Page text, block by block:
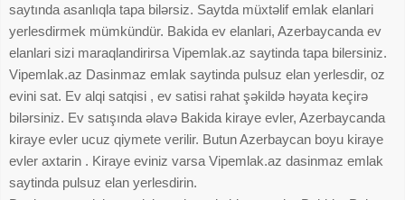
saytında asanlıqla tapa bilərsiz. Saytda müxtəlif emlak elanlari
yerlesdirmek mümkündür. Bakida ev elanlari, Azerbaycanda ev
elanlari sizi maraqlandirirsa Vipemlak.az saytinda tapa bilersiniz.
Vipemlak.az Dasinmaz emlak saytinda pulsuz elan yerlesdir, oz
evini sat. Ev alqi satqisi , ev satisi rahat şəkildə həyata keçirə
bilərsiniz. Ev satışında əlavə Bakida kiraye evler, Azerbaycanda
kiraye evler ucuz qiymete verilir. Butun Azerbaycan boyu kiraye
evler axtarin . Kiraye eviniz varsa Vipemlak.az dasinmaz emlak
saytinda pulsuz elan yerlesdirin.